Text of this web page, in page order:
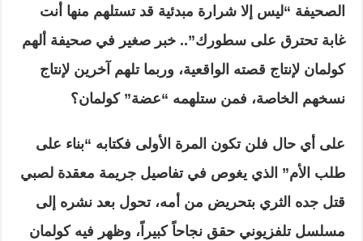
الصحيفة “ليس إلا شرارة مبدئية قد تستلهم منها أنت
غابة تحترق على سطورك”.. خبر صغير في صحيفة ألهم
كولمان لإنتاج قصته الواقعية، وربما تلهم آخرين لإنتاج
نسخهم الخاصة، فمن ستلهمه “عضة” كولمان؟
على أي حال فلن تكون المرة الأولى فكتابه “بناء على
طلب الأم” الذي يغوص في تفاصيل جريمة معقدة لصبي
قتل جده الثري بتحريض من أمه، تحول بعد نشره إلى
مسلسل تلفزيوني حقق نجاحاً كبيراً، وظهر فيه كولمان